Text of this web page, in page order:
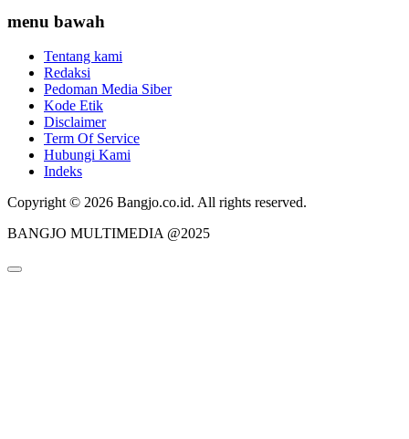
menu bawah
Tentang kami
Redaksi
Pedoman Media Siber
Kode Etik
Disclaimer
Term Of Service
Hubungi Kami
Indeks
Copyright © 2026 Bangjo.co.id. All rights reserved.
BANGJO MULTIMEDIA @2025